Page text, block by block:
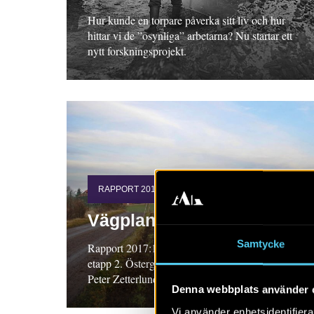
Samtycke
Denna webbplats använder
Hur kunde en torpare påverka sitt liv och hur
hittar vi de ”osynliga” arbetarna? Nu startar ett
nytt forskningsprojekt.
RAPPORT 2017:147
Vägplan för väg 35
Rapport 2017:147. Arkeologisk utredning,
etapp 2. Östergötland. Annika Helander och
Peter Zetterlund